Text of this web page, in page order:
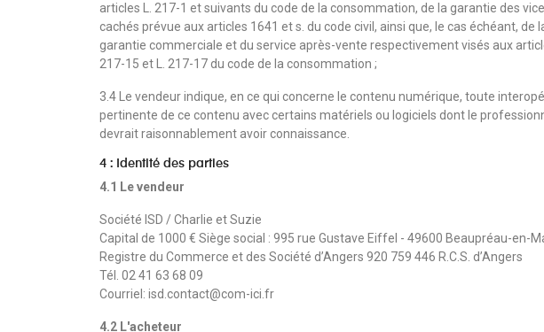
articles L. 217-1 et suivants du code de la consommation, de la garantie des
cachés prévue aux articles 1641 et s. du code civil, ainsi que, le cas échéant, de
garantie commerciale et du service après-vente respectivement visés aux
217-15 et L. 217-17 du code de la consommation ;
3.4 Le vendeur indique, en ce qui concerne le contenu numérique, toute
pertinente de ce contenu avec certains matériels ou logiciels dont le
devrait raisonnablement avoir connaissance.
4 : Identité des parties
4.1 Le vendeur
Société ISD / Charlie et Suzie
Capital de 1000 € Siège social : 995 rue Gustave Eiffel - 49600 Beaupréau-en-
Registre du Commerce et des Société d’Angers 920 759 446 R.C.S. d’Angers
Tél. 02 41 63 68 09
Courriel: isd.contact@com-ici.fr
4.2 L'acheteur